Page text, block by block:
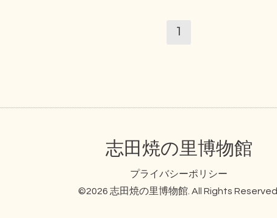
1
志田焼の里博物館
プライバシーポリシー
©2026 志田焼の里博物館 . All Rights Reserved.